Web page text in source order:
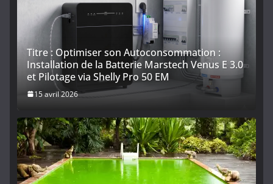
Titre : Optimiser son Autoconsommation :
Installation de la Batterie Marstech Venus E 3.0
et Pilotage via Shelly Pro 50 EM
15 avril 2026